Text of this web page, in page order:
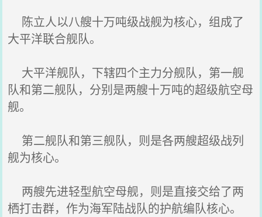
陈立人以八艘十万吨级战舰为核心，组成了
大平洋联合舰队。
大平洋舰队，下辖四个主力分舰队，第一舰
队和第二舰队，分别是两艘十万吨的超级航空母
舰。
第二舰队和第三舰队，则是各两艘超级战列
舰为核心。
两艘先进轻型航空母舰，则是直接交给了两
栖打击群，作为海军陆战队的护航编队核心。